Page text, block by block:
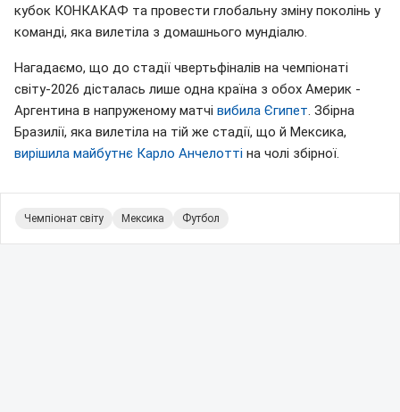
кубок КОНКАКАФ та провести глобальну зміну поколінь у
команді, яка вилетіла з домашнього мундіалю.
Нагадаємо, що до стадії чвертьфіналів на чемпіонаті
світу-2026 дісталась лише одна країна з обох Америк -
Аргентина в напруженому матчі вибила Єгипет . Збірна
Бразилії, яка вилетіла на тій же стадії, що й Мексика,
вирішила майбутнє Карло Анчелотті на чолі збірної.
Чемпіонат світу Мексика Футбол